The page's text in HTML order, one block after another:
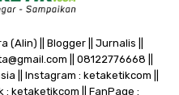
(Alin) || Blogger || Jurnalis ||
|| 08122776668 ||
|| Instagram : ketaketikcom ||
: ketaketikcom || FanPage :